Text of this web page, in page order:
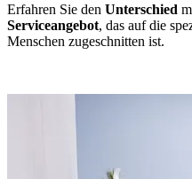
Erfahren Sie den Unterschied
Serviceangebot, das auf die
Menschen zugeschnitten ist.